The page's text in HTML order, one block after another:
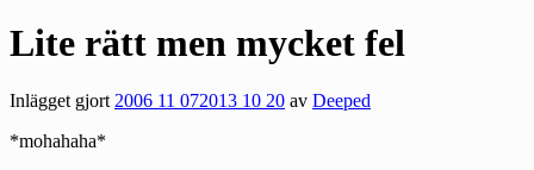
Lite rätt men mycket fel
Inlägget gjort2006 11 072013 10 20 av Deeped
*mohahaha*